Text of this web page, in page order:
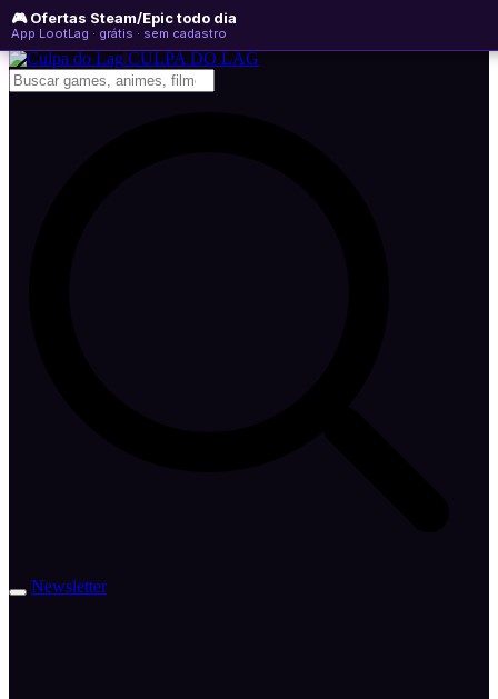
🎮 Ofertas Steam/Epic todo dia
App LootLag · grátis · sem cadastro
quinta-feira, 06 de agosto de 2026
Newsletter
CULPA DO LAG
Newsletter